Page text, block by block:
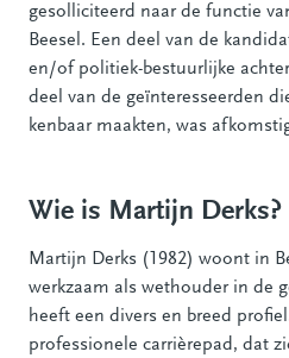
gesolliciteerd naar de functie
Beesel. Een deel van de
en/of politiek-bestuurlijke
deel van de geïnteresseerden
kenbaar maakten, was
Wie is Martijn Derks?
Martijn Derks (1982) woont in
werkzaam als wethouder in de
heeft een divers en breed
professionele carrièrepad, dat